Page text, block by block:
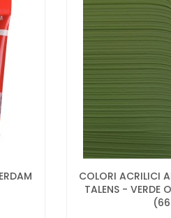
COLORI ACRILICI
TALENS - VERDE